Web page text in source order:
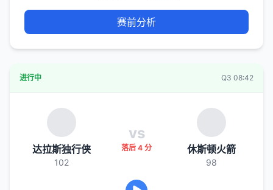
赛前分析
进行中 Q3 08:42
达拉斯独行侠
102
vs
落后 4 分 休斯顿火箭
98